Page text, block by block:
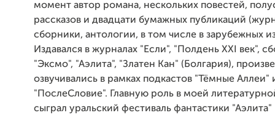
момент автор романа, нескольких повестей,
рассказов и двадцати бумажных публикаций
сборники, антологии, в том числе в зарубежных
Издавался в журналах "Если", "Полдень XXI век",
"Эксмо", "Аэлита", "Златен Кан" (Болгария),
озвучивались в рамках подкастов "Тёмные Аллеи"
"ПослеСловие". Главную роль в моей
сыграл уральский фестиваль фантастики